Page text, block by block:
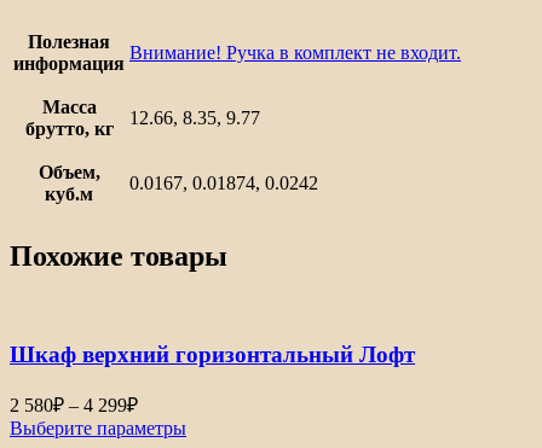
Полезная
информация
Внимание! Ручка в комплект не входит.
Масса
брутто, кг
12.66, 8.35, 9.77
Объем,
куб.м
0.0167, 0.01874, 0.0242
Похожие товары
Шкаф верхний горизонтальный Лофт
2 580₽ – 4 299₽
Выберите параметры